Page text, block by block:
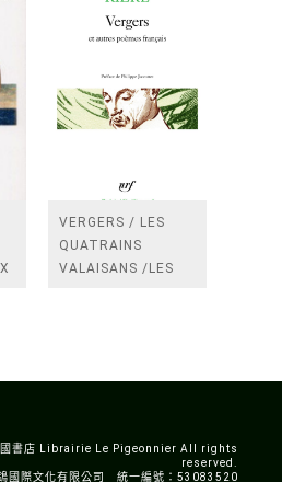
VERGERS / LES
QUATRAINS
VALAISANS /LES
書店 Librairie Le Pigeonnier All rights
reserved.
國際文化有限公司 統一編號：53083520